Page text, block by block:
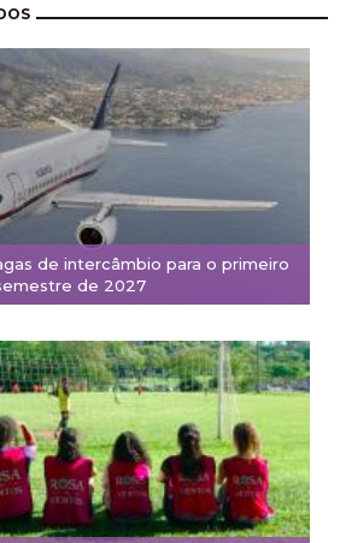
de intercâmbio para o primeiro
de 2027